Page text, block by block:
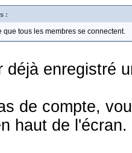
:
tous les membres se connectent.
déjà enregistré
de compte,
haut de l'écran.